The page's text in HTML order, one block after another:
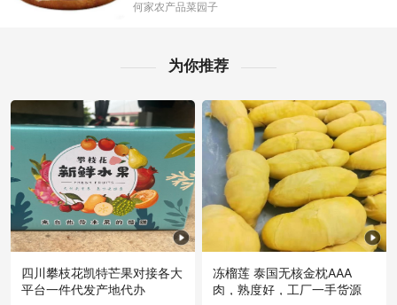
附近杨**老板30分钟前看了商品
附近郭**老板23小时前看了商品
附近柳**老板18分钟前询价供应商
泰州市唐**老板44分钟前询价供应商
泰州市齐**老板16小时前成功采购
附近卢**老板2小时前成功采购
何家农产品菜园子
为你推荐
四川攀枝花凯特芒果对接各大
平台一件代发产地代办
冻榴莲 泰国无核金枕AAA
肉，熟度好，工厂一手货源